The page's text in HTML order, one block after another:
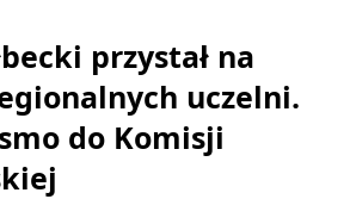
przystał na
uczelni.
do Komisji